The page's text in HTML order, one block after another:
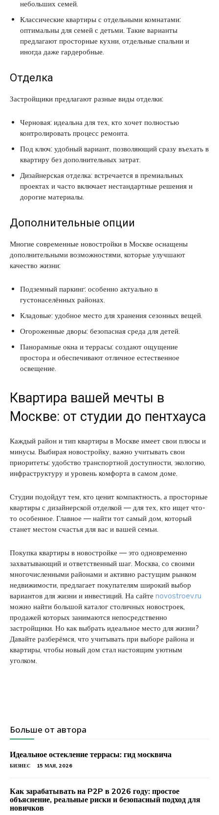
небольших семей.
Классические квартиры с отдельными комнатами:
оптимальны для семей с детьми. Такие варианты
предлагают просторные кухни, отдельные спальни и
иногда даже гардеробные.
Отделка
Застройщики предлагают разные виды отделки:
Черновая: идеальна для тех, кто хочет полностью
контролировать процесс ремонта.
Под ключ: удобный вариант, позволяющий сразу въехать в
квартиру без дополнительных затрат.
Дизайнерская отделка: встречается в премиальных
проектах и часто включает нестандартные решения и
дорогие материалы.
Дополнительные опции
Многие современные новостройки в Москве оснащены
дополнительными возможностями, которые улучшают
качество жизни:
Подземный паркинг: особенно актуально в
густонаселённых районах.
Кладовые: удобное место для хранения сезонных вещей.
Огороженные дворы: безопасная среда для детей.
Панорамные окна и террасы: создают ощущение
простора и обеспечивают отличное естественное
освещение.
Квартира вашей мечты в
Москве: от студии до пентхауса
Каждый район и тип квартиры в Москве имеет свои плюсы и
минусы. Выбирая новостройку, важно учитывать свои
приоритеты: удобство транспортной доступности, экологию,
инфраструктуру и уровень комфорта в самом доме.
Студии подойдут тем, кто ценит компактность, а просторные
квартиры с дизайнерской отделкой — для тех, кто ищет что-
то особенное. Главное — найти тот самый дом, который
станет местом счастья для вас и вашей семьи.
Покупка квартиры в новостройке — это одновременно
захватывающий и ответственный шаг. Москва, со своими
многочисленными районами и активно растущим рынком
недвижимости, предлагает покупателям широкий выбор
вариантов для жизни и инвестиций. На сайте novostroev.ru
можно найти большой каталог столичных новостроек,
продажей которых занимаются непосредственно
застройщики. Но как выбрать идеальное место для жизни?
Давайте разберёмся, что учитывать при выборе района и
квартиры, чтобы новый дом стал настоящим уютным
уголком.
Больше от автора
Идеальное остекление террасы: гид москвича
БИЗНЕС 15 МАЯ, 2026
Как зарабатывать на P2P в 2026 году: простое
объяснение, реальные риски и безопасный подход для
новичков